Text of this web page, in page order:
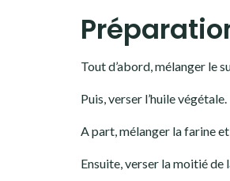
Tout d’abord, mélanger le
Puis, verser l’huile végétale.
A part, mélanger la farine
Ensuite, verser la moitié de